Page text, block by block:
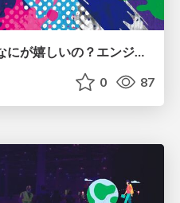
コミュニティって、 結局なにが嬉しいの？エンジニアの質問に 一挙回答。100連発！
0 87